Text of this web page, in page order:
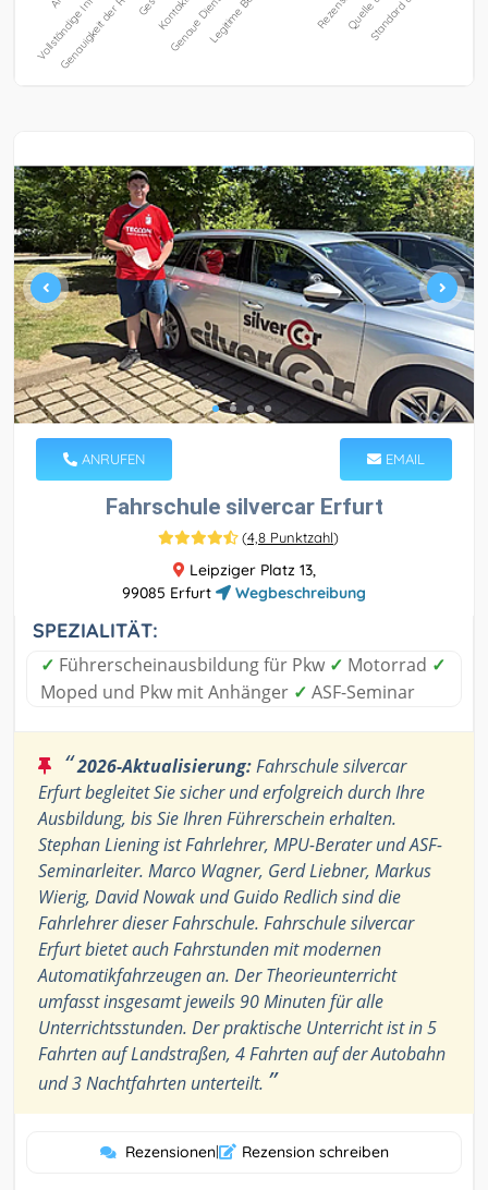
ANRUFEN EMAIL
Fahrschule silvercar Erfurt
(4,8 Punktzahl)
Leipziger Platz 13,
99085 Erfurt
Wegbeschreibung
SPEZIALITÄT:
✓ Führerscheinausbildung für Pkw ✓ Motorrad ✓
Moped und Pkw mit Anhänger ✓ ASF-Seminar
“2026-Aktualisierung:Fahrschule silvercar
Erfurt begleitet Sie sicher und erfolgreich durch Ihre
Ausbildung, bis Sie Ihren Führerschein erhalten.
Stephan Liening ist Fahrlehrer, MPU-Berater und ASF-
Seminarleiter. Marco Wagner, Gerd Liebner, Markus
Wierig, David Nowak und Guido Redlich sind die
Fahrlehrer dieser Fahrschule. Fahrschule silvercar
Erfurt bietet auch Fahrstunden mit modernen
Automatikfahrzeugen an. Der Theorieunterricht
umfasst insgesamt jeweils 90 Minuten für alle
Unterrichtsstunden. Der praktische Unterricht ist in 5
Fahrten auf Landstraßen, 4 Fahrten auf der Autobahn
und 3 Nachtfahrten unterteilt. ”
Rezensionen| Rezension schreiben